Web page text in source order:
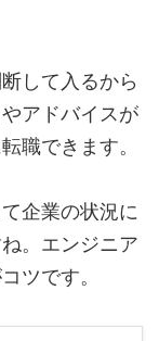
して入るから
アドバイスが
職できます。
企業の状況に
。エンジニア
ツです。